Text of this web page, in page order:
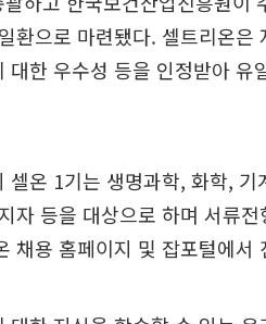
환으로 마련됐다. 셀트리온은
한 우수성 등을 인정받아 유
셀온 1기는 생명과학, 화학,
자 등을 대상으로 하며 서류
채용 홈페이지 및 잡포털에서